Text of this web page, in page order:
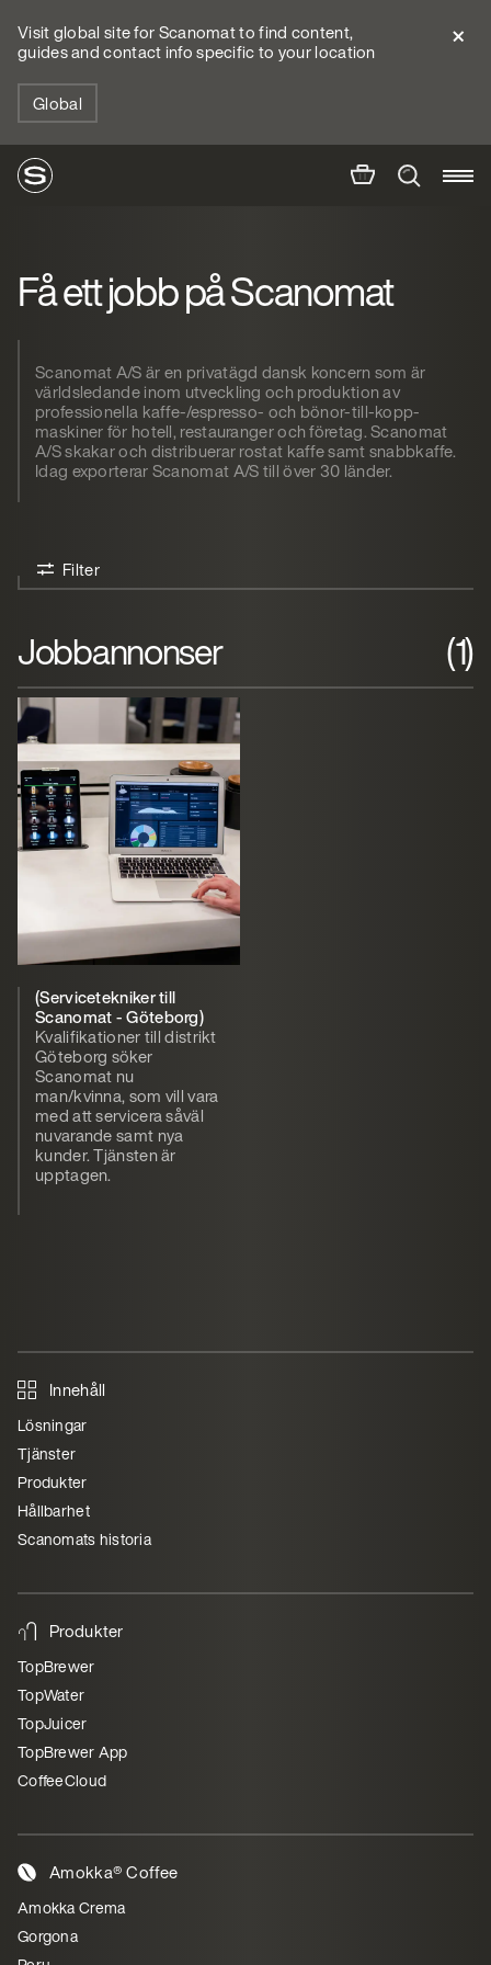
Visit global site for Scanomat to find content,
guides and contact info specific to your location
Global
Få ett jobb på Scanomat
Scanomat A/S är en privatägd dansk koncern som är
världsledande inom utveckling och produktion av
professionella kaffe-/espresso- och bönor-till-kopp-
maskiner för hotell, restauranger och företag. Scanomat
A/S skakar och distribuerar rostat kaffe samt snabbkaffe.
Idag exporterar Scanomat A/S till över 30 länder.
Filter
Jobbannonser (1)
(Servicetekniker till
Scanomat - Göteborg)
Kvalifikationer till distrikt
Göteborg söker
Scanomat nu
man/kvinna, som vill vara
med att servicera såväl
nuvarande samt nya
kunder. Tjänsten är
upptagen.
Innehåll
Lösningar
Tjänster
Produkter
Hållbarhet
Scanomats historia
Produkter
TopBrewer
TopWater
TopJuicer
TopBrewer App
CoffeeCloud
Amokka® Coffee
Amokka Crema
Gorgona